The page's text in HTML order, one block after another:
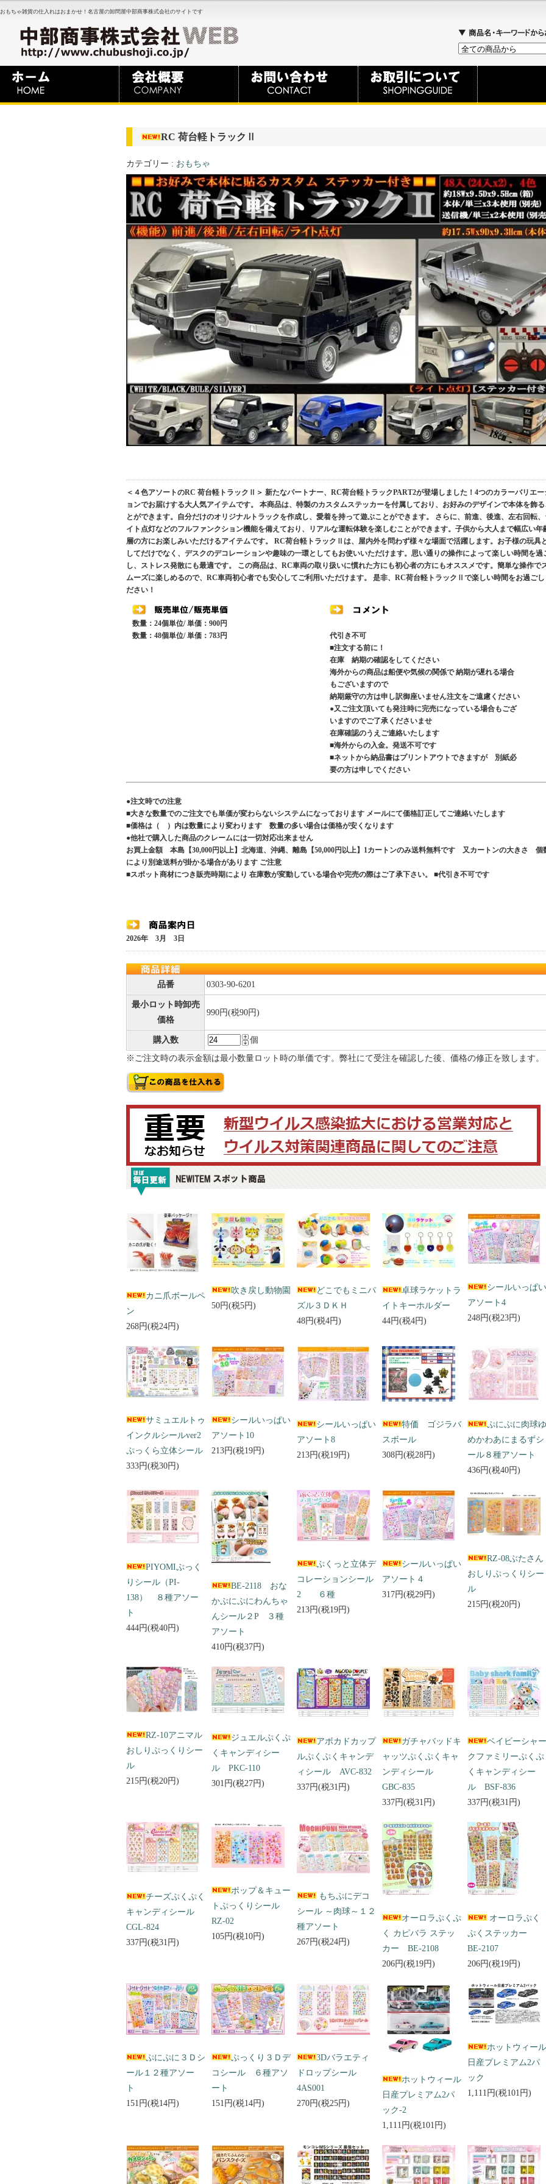
おもちゃ雑貨の仕入れはおまかせ！名古屋の卸問屋中部商事株式会社のサイトです
RC 荷台軽トラックⅡ
カテゴリー : おもちゃ
＜４色アソートのRC 荷台軽トラックⅡ＞ 新たなパートナー、RC荷台軽トラックPART2が登場しました！4つのカラーバリエー
ョンでお届けする大人気アイテムです。 本商品は、特製のカスタムステッカーを付属しており、お好みのデザインで本体を飾
とができます。自分だけのオリジナルトラックを作成し、愛着を持って遊ぶことができます。 さらに、前進、後進、左右回転
イト点灯などのフルファンクション機能を備えており、リアルな運転体験を楽しむことができます。子供から大人まで幅広い年
層の方にお楽しみいただけるアイテムです。 RC荷台軽トラックⅡは、屋内外を問わず様々な場面で活躍します。お子様の玩具
してだけでなく、デスクのデコレーションや趣味の一環としてもお使いいただけます。思い通りの操作によって楽しい時間を過
し、ストレス発散にも最適です。 この商品は、RC車両の取り扱いに慣れた方にも初心者の方にもオススメです。簡単な操作で
ムーズに楽しめるので、RC車両初心者でも安心してご利用いただけます。 是非、RC荷台軽トラックⅡで楽しい時間をお過ごし
ださい！
数量：24個単位/ 単価：900円
数量：48個単位/ 単価：783円
代引き不可
■注文する前に！
在庫 納期の確認をしてください
海外からの商品は船便や気候の関係で 納期が遅れる場合
もございますので
納期厳守の方は申し訳御座いません注文をご遠慮ください
●又ご注文頂いても発注時に完売になっている場合もござ
いますのでご了承くださいませ
在庫確認のうえご連絡いたします
■海外からの入金。発送不可です
■ネットから納品書はプリントアウトできますが 別紙必
要の方は申しでください
●注文時での注意
■大きな数量でのご注文でも単価が変わらないシステムになっております メールにて価格訂正してご連絡いたします
■価格は（ ）内は数量により変わります 数量の多い場合は価格が安くなります
●他社で購入した商品のクレームには一切対応出来ません
お買上金額 本島【30,000円以上】北海道、沖縄、離島【50,000円以上】1カートンのみ送料無料です 又カートンの大きさ 個
により別途送料が掛かる場合があります ご注意
■スポット商材につき販売時期により 在庫数が変動している場合や完売の際はご了承下さい。 ■代引き不可です
2026年 3月 3日
品番 0303-90-6201
最小ロット時卸売
価格
990円(税90円)
購入数
個
※ご注文時の表示金額は最小数量ロット時の単価です。弊社にて受注を確認した後、価格の修正を致します。
カニ爪ボールペ
ン
268円(税24円)
吹き戻し動物園
50円(税5円)
どこでもミニパ
ズル３ＤＫＨ
48円(税4円)
卓球ラケットラ
イトキーホルダー
44円(税4円)
シールいっぱい
アソート4
248円(税23円)
サミュエルトゥ
インクルシールver2
ぷっくら立体シール
333円(税30円)
シールいっぱい
アソート10
213円(税19円)
シールいっぱい
アソート8
213円(税19円)
特価 ゴジラバ
スボール
308円(税28円)
ぷにぷに肉球ゆ
めかわあにまるずシ
ール８種アソート
436円(税40円)
PIYOMIぷっく
りシール（PI-
138） ８種アソー
ト
444円(税40円)
BE-2118 おな
かぷにぷにわんちゃ
んシール２P ３種
アソート
410円(税37円)
ぷくっと立体デ
コレーションシール
2 ６種
213円(税19円)
シールいっぱい
アソート４
317円(税29円)
RZ-08ぶたさん
おしりぷっくりシー
ル
215円(税20円)
RZ-10アニマル
おしりぷっくりシー
ル
215円(税20円)
ジュエルぷくぷ
くキャンディシー
ル PKC-110
301円(税27円)
アボカドカップ
ルぷくぷくキャンデ
ィシール AVC-832
337円(税31円)
ガチャバッドキ
ャッツぷくぷくキャ
ンディシール
GBC-835
337円(税31円)
ベイビーシャー
クファミリーぷくぷ
くキャンディシー
ル BSF-836
337円(税31円)
チーズぷくぷく
キャンディシール
CGL-824
337円(税31円)
ポップ＆キュー
トぷっくりシール
RZ-02
105円(税10円)
もちぷにデコ
シール ～肉球～１２
種アソート
267円(税24円)
オーロラぷくぷ
く カピバラ ステッ
カー BE-2108
206円(税19円)
オーロラぷく
ぷくステッカー
BE-2107
206円(税19円)
ぷにぷに３Ｄシ
ール１２種アソー
ト
151円(税14円)
ぷっくり３Ｄデ
コシール ６種アソ
ート
151円(税14円)
3Dバラエティ
ドロップシール
4AS001
270円(税25円)
ホットウィール
日産プレミアム2パ
ック-2
1,111円(税101円)
ホットウィール
日産プレミアム2パ
ック
1,111円(税101円)